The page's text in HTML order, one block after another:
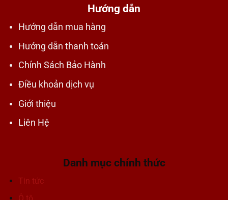
Hướng dẫn
Hướng dẫn mua hàng
Hướng dẫn thanh toán
Chính Sách Bảo Hành
Điều khoản dịch vụ
Giới thiệu
Liên Hệ
Danh mục chính thức
Tin tức